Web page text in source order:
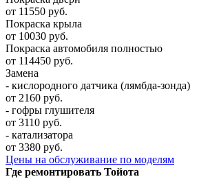
от 11550 руб.
Покраска крыла
от 10030 руб.
Покраска автомобиля полностью
от 114450 руб.
Замена
- кислородного датчика (лямбда-зонда)
от 2160 руб.
- гофры глушителя
от 3110 руб.
- катализатора
от 3380 руб.
Цены на обслуживание по моделям
Где ремонтировать Тойота